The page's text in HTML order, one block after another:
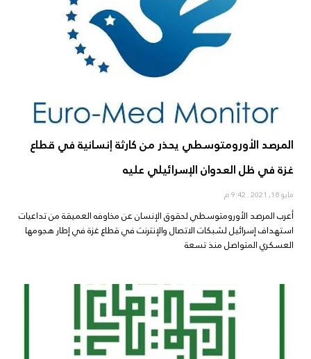
المرصد الأورومتوسطي يحذر من كارثة إنسانية في قطاع
غزة في ظل العدوان الإسرائيلي عليه
مايو 18, 2021
أعرب المرصد الأورومتوسطي لحقوق الإنسان عن مخاوفه العميقة من تداعيات
استهداف إسرائيل لشبكات الاتصال والإنترنت في قطاع غزة في إطار هجومها
العسكري المتواصل منذ تسعة